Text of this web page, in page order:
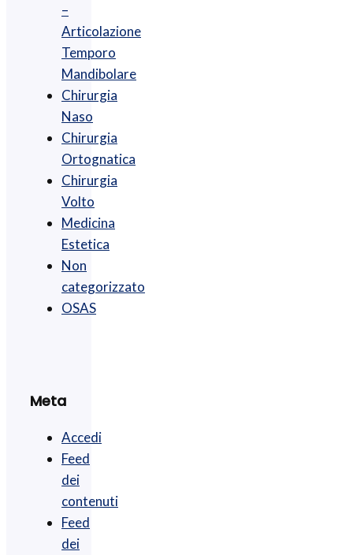
–
Articolazione
Temporo
Mandibolare
Chirurgia
Naso
Chirurgia
Ortognatica
Chirurgia
Volto
Medicina
Estetica
Non
categorizzato
OSAS
Meta
Accedi
Feed
dei
contenuti
Feed
dei